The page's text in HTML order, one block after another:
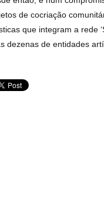
de cocriação
que integram a rede
dezenas de entidades